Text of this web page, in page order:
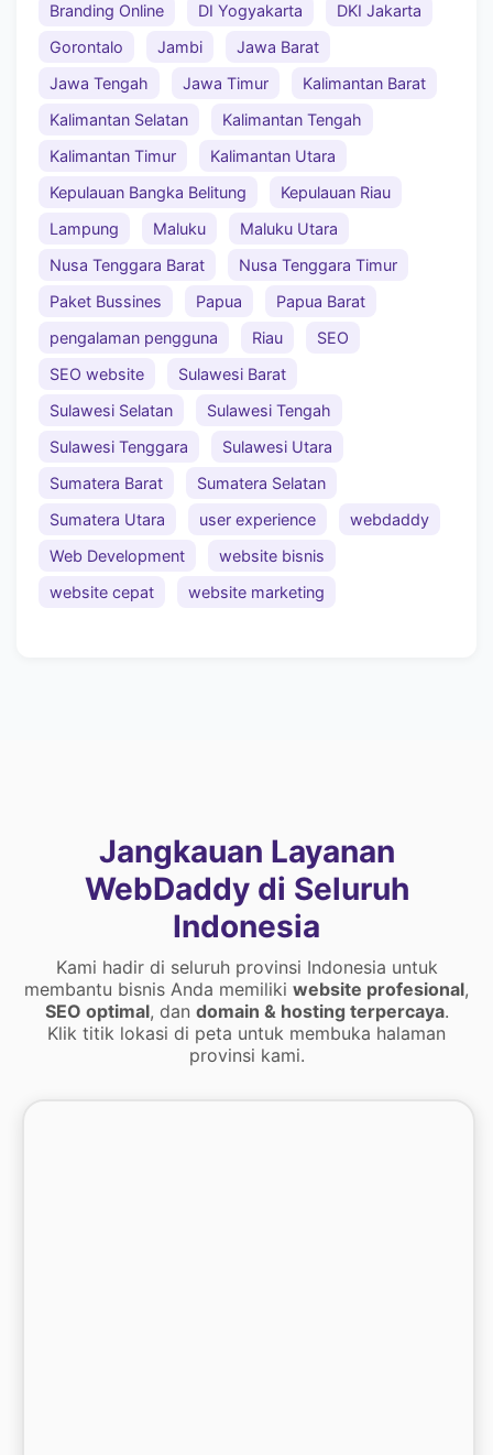
Branding Online
DI Yogyakarta
DKI Jakarta
Gorontalo
Jambi
Jawa Barat
Jawa Tengah
Jawa Timur
Kalimantan Barat
Kalimantan Selatan
Kalimantan Tengah
Kalimantan Timur
Kalimantan Utara
Kepulauan Bangka Belitung
Kepulauan Riau
Lampung
Maluku
Maluku Utara
Nusa Tenggara Barat
Nusa Tenggara Timur
Paket Bussines
Papua
Papua Barat
pengalaman pengguna
Riau
SEO
SEO website
Sulawesi Barat
Sulawesi Selatan
Sulawesi Tengah
Sulawesi Tenggara
Sulawesi Utara
Sumatera Barat
Sumatera Selatan
Sumatera Utara
user experience
webdaddy
Web Development
website bisnis
website cepat
website marketing
Jangkauan Layanan
WebDaddy di Seluruh
Indonesia
Kami hadir di seluruh provinsi Indonesia untuk
membantu bisnis Anda memiliki website profesional,
SEO optimal, dan domain & hosting terpercaya.
Klik titik lokasi di peta untuk membuka halaman
provinsi kami.